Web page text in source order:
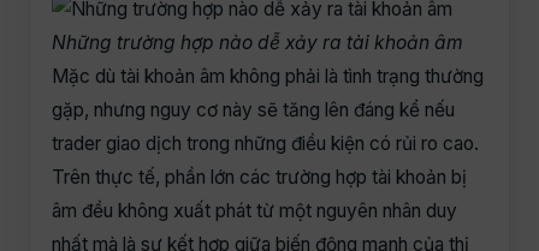
Những trường hợp nào dễ xảy ra tài khoản âm
Mặc dù tài khoản âm không phải là tình trạng thường
gặp, nhưng nguy cơ này sẽ tăng lên đáng kể nếu
trader giao dịch trong những điều kiện có rủi ro cao.
Trên thực tế, phần lớn các trường hợp tài khoản bị
âm đều không xuất phát từ một nguyên nhân duy
nhất mà là sự kết hợp giữa biến động mạnh của thị